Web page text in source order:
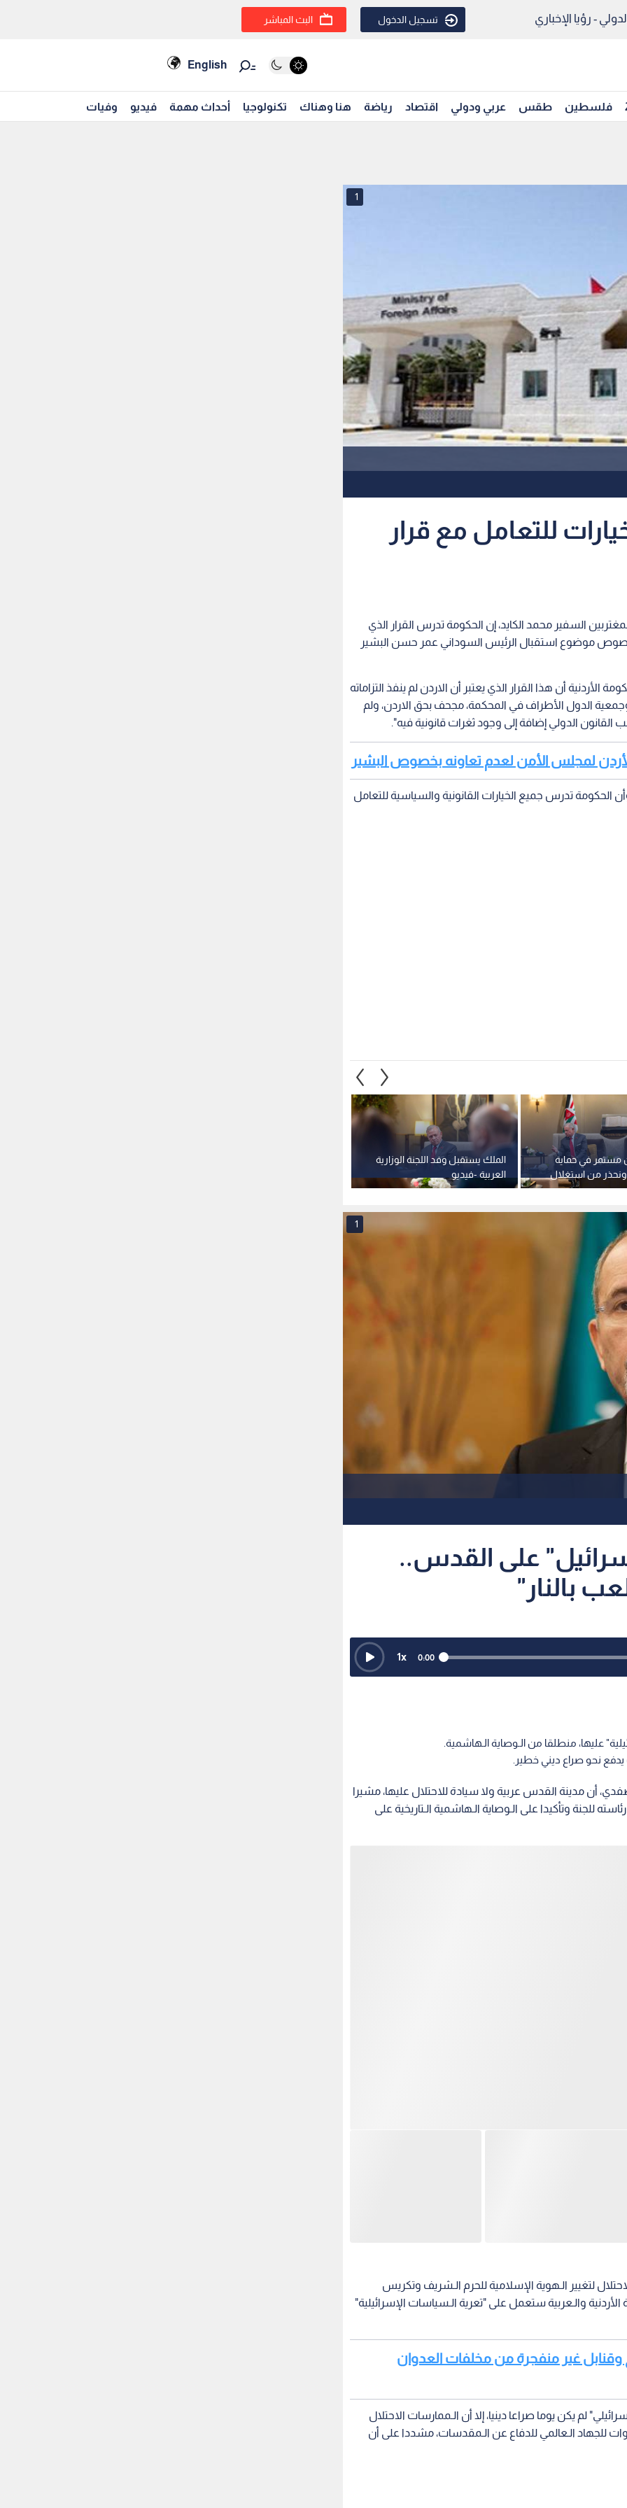
- رؤيا الإخباري تسجيل الدخول البث المباشر
English
فلسطين طقس عربي ودولي اقتصاد رياضة هنا وهناك تكنولوجيا أحداث مهمة فيديو وفيات
1
للتعامل مع قرار
السفير محمد الكايد، إن الحكومة تدرس القرار الذي
بخصوص موضوع استقبال الرئيس السوداني عمر حسن البشير
أن هذا القرار الذي يعتبر أن الاردن لم ينفذ التزاماته
الدول الأطراف في المحكمة، مجحف بحق الاردن، ولم
القانون الدولي إضافة إلى وجود ثغرات قانونية فيه".
الأردن لمجلس الأمن لعدم تعاونه بخصوص البشير
الحكومة تدرس جميع الخيارات القانونية والسياسية للتعامل
الملك يستقبل وفد اللجنة الوزارية
العربية -فيديو
مستمر في حماية
من استغلال
لفرض واقع جديد
1
على القدس..
بالنار"
0:00
1x
عليها، منطلقا من الـوصاية الـهاشمية.
يدفع نحو صراع ديني خطير.
أن مدينة القدس عربية ولا سيادة للاحتلال عليها، مشيرا
للجنة وتأكيدا على الـوصاية الـهاشمية الـتاريخية على
لتغيير الـهوية الإسلامية للحرم الـشريف وتكريس
والـعربية ستعمل على "تعرية الـسياسات الإسرائيلية"
وقنابل غير منفجرة من مخلفات العدوان
لم يكن يوما صراعا دينيا، إلا أن الـممارسات الاحتلال
للجهاد الـعالمي للدفاع عن الـمقدسات، مشددا على أن